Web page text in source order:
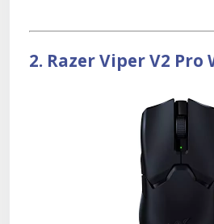
2. Razer Viper V2 Pro